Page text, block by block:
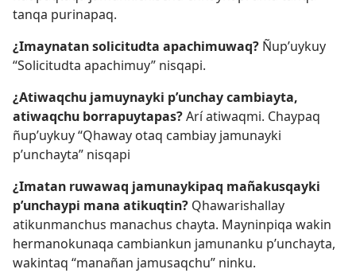
tanqa purinapaq.
¿Imaynatan solicitudta apachimuwaq? Ñup’uykuy
“Solicitudta apachimuy” nisqapi.
¿Atiwaqchu jamuynayki p’unchay cambiayta,
atiwaqchu borrapuytapas?Arí atiwaqmi. Chaypaq
ñup’uykuy “Qhaway otaq cambiay jamunayki
p’unchayta” nisqapi
¿Imatan ruwawaq jamunaykipaq mañakusqayki
p’unchaypi mana atikuqtin? Qhawarishallay
atikunmanchus manachus chayta. Mayninpiqa wakin
hermanokunaqa cambiankun jamunanku p’unchayta,
wakintaq “manañan jamusaqchu” ninku.